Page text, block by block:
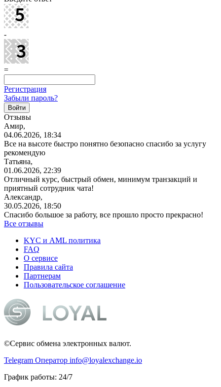
-
=
Регистрация
Забыли пароль?
Отзывы
Амир,
04.06.2026, 18:34
Все на высоте быстро понятно безопасно спасибо за услугу
рекомендую
Татьяна,
01.06.2026, 22:39
Отличный курс, быстрый обмен, минимум транзакций и
приятный сотрудник чата!
Александр,
30.05.2026, 18:50
Спасибо большое за работу, все прошло просто прекрасно!
Все отзывы
KYC и AML политика
FAQ
О сервисе
Правила сайта
Партнерам
Пользовательское соглашение
©Сервис обмена электронных валют.
Telegram Оператор info@loyalexchange.io
График работы: 24/7